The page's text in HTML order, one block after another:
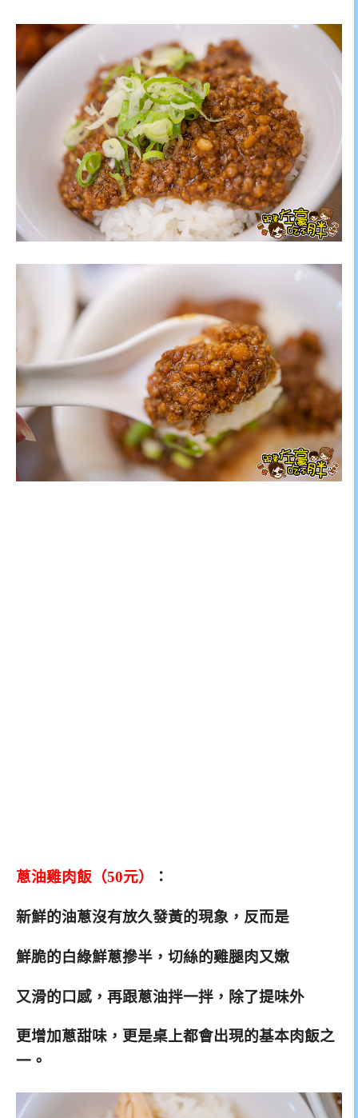
蔥油雞肉飯（50元） ：
新鮮的油蔥沒有放久發黃的現象，反而是
鮮脆的白綠鮮蔥摻半，切絲的雞腿肉又嫩
又滑的口感， 再跟蔥油拌一拌，除了提味外
更增加蔥甜味，更是桌上都會出現的基本肉飯之
一。